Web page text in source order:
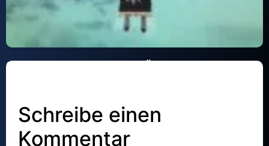
SCHAWUOT, FEST DER BRÄUCHE
Schreibe einen
Kommentar